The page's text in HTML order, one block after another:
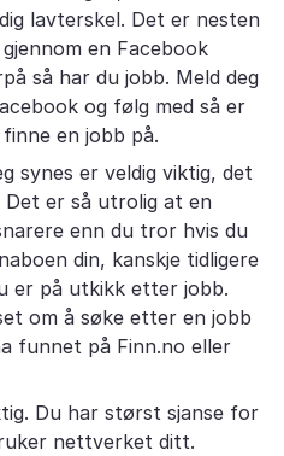
lavterskel. Det er nesten
en Facebook
så har du jobb. Meld deg
og følg med så er
en jobb på.
synes er veldig viktig, det
er så utrolig at en
enn du tror hvis du
din, kanskje tidligere
er på utkikk etter jobb.
om å søke etter en jobb
funnet på Finn.no eller
Du har størst sjanse for
nettverket ditt.